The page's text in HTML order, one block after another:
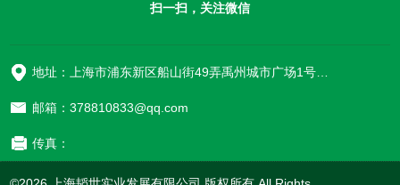
扫一扫，关注微信
地址：上海市浦东新区船山街49弄禹州城市广场1号楼906
邮箱：378810833@qq.com
传真：